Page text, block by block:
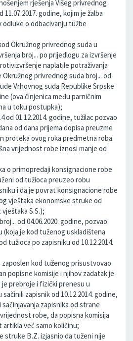
rješenja Višeg privrednog
11.07.2017. godine, kojim je žalba
o odbacivanju tužbe
Okružnog privrednog suda u
broj... po prijedlogu za izvršenje
naplatile potraživanja
privrednog suda broj... od
Vrhovnog suda Republike Srpske
(ova činjenica među parničnim
u toku postupka);
od 01.12.2014. godine, tužilac pozvao
od dana prijema dopisa preuzme
proteka ovog roka predmetna roba
vrijednost robe iznosi manje od
o primopredaji konsignacione robe
od tužioca preuzeo robu
i da je povrat konsignacione robe
vještaka ekonomske struke od
vještaka S.S.);
od 04.06.2020. godine, pozvao
(koja je kod tuženog uskladištena
tužioca po zapisniku od 10.12.2014.
zaposlen kod tuženog prisustvovao
popisne komisije i njihov zadatak je
prebroje i fizički prenesu u
zapisnik od 10.12.2014. godine,
zapisnika od strane
robe, da popisna komisija
već samo količinu;
struke B.Z. izjasnio da tuženi nije